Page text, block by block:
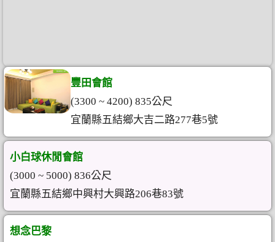
豐田會館
(3300 ~ 4200) 835公尺
宜蘭縣五結鄉大吉二路277巷5號
小白球休閒會館
(3000 ~ 5000) 836公尺
宜蘭縣五結鄉中興村大興路206巷83號
想念巴黎